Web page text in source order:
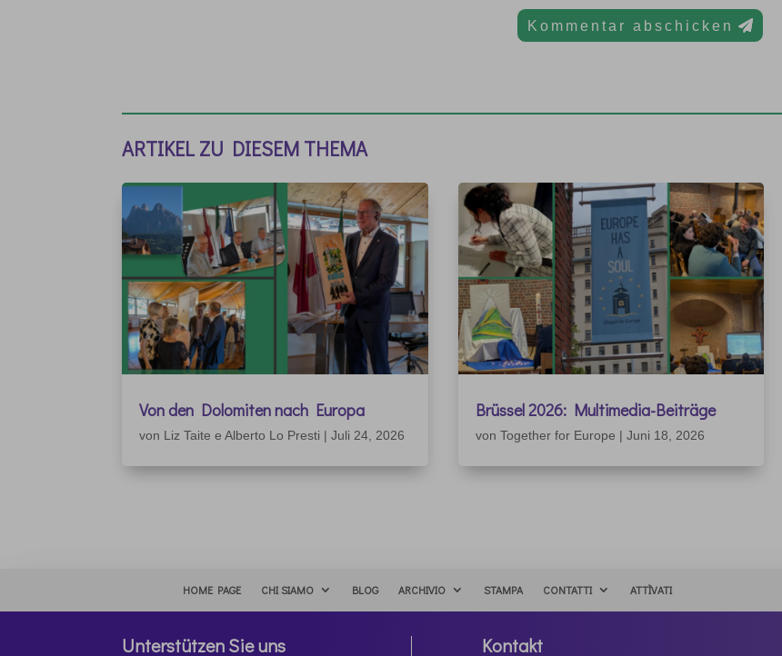
Kommentar abschicken
ARTIKEL ZU DIESEM THEMA
Von den Dolomiten nach Europa
von Liz Taite e Alberto Lo Presti |Juli 24, 2026
Brüssel 2026: Multimedia-Beiträge
von Together for Europe | Juni 18, 2026
HOME PAGE CHI SIAMO BLOG ARCHIVIO STAMPA CONTATTI ATTÌVATI
Unterstützen Sie uns Kontakt